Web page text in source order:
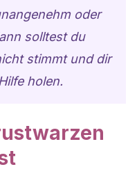
oder
solltest du
stimmt und dir
holen.